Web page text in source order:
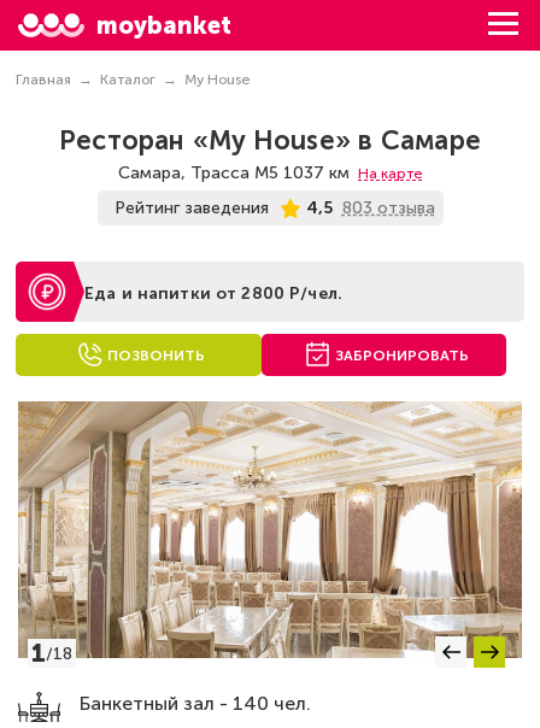
moybanket
Главная Каталог My House
Ресторан «My House» в Самаре
Самара, Трасса М5 1037 км На карте
Рейтинг заведения 4,5 803 отзыва
Еда и напитки от 2800 Р/чел.
ПОЗВОНИТЬ ЗАБРОНИРОВАТЬ
Банкетный зал - 140 чел.
1/18